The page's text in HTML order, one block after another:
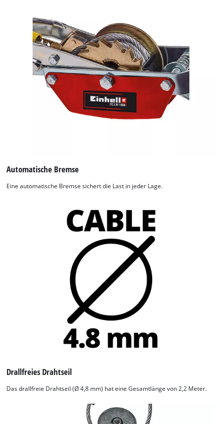
Automatische Bremse
Eine automatische Bremse sichert die Last in jeder Lage.
Drallfreies Drahtseil
Das drallfreie Drahtseil (Ø 4,8 mm) hat eine Gesamtlänge von 2,2 Meter.